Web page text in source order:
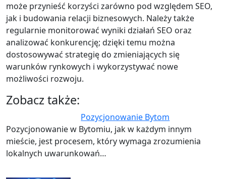
może przynieść korzyści zarówno pod względem SEO,
jak i budowania relacji biznesowych. Należy także
regularnie monitorować wyniki działań SEO oraz
analizować konkurencję; dzięki temu można
dostosowywać strategię do zmieniających się
warunków rynkowych i wykorzystywać nowe
możliwości rozwoju.
Zobacz także:
Pozycjonowanie Bytom
Pozycjonowanie w Bytomiu, jak w każdym innym
mieście, jest procesem, który wymaga zrozumienia
lokalnych uwarunkowań…